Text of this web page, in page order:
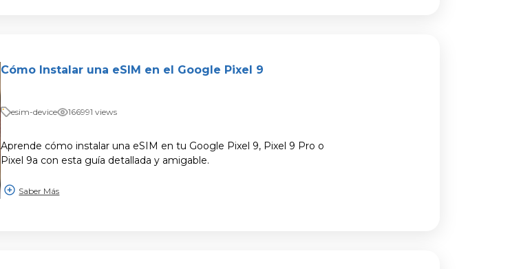
Cómo Instalar una eSIM en el Google Pixel 9
esim-device 166991 views
Aprende cómo instalar una eSIM en tu Google Pixel 9, Pixel 9 Pro o
Pixel 9a con esta guía detallada y amigable.
Saber Más